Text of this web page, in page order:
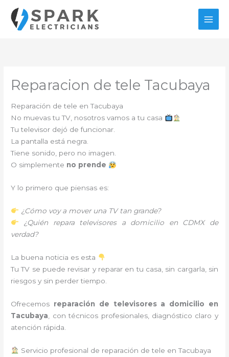
contenido
Reparacion de tele Tacubaya
Reparación de tele en Tacubaya
No muevas tu TV, nosotros vamos a tu casa
Tu televisor dejó de funcionar.
La pantalla está negra.
Tiene sonido, pero no imagen.
O simplemente no prende
Y lo primero que piensas es:
¿Cómo voy a mover una TV tan grande?
¿Quién repara televisores a domicilio en CDMX de
verdad?
La buena noticia es esta
Tu TV se puede revisar y reparar en tu casa, sin cargarla, sin
riesgos y sin perder tiempo.
Ofrecemos reparación de televisores a domicilio en
Tacubaya , con técnicos profesionales, diagnóstico claro y
atención rápida.
Servicio profesional de reparación de tele en Tacubaya